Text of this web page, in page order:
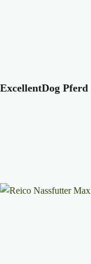
ExcellentDog Pferd